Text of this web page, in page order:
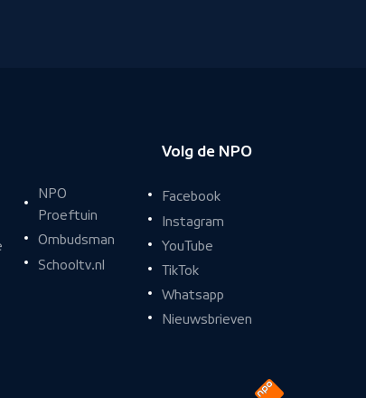
NPO
Proeftuin
Ombudsman
Schooltv.nl
Volg de NPO
Facebook
Instagram
YouTube
TikTok
Whatsapp
Nieuwsbrieven
Naar